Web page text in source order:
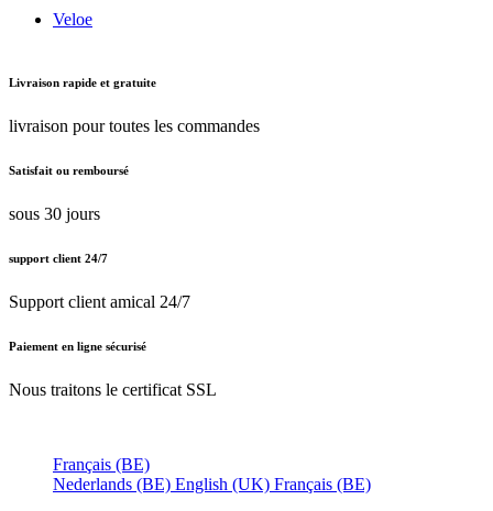
Veloe
Livraison rapide et gratuite
livraison pour toutes les commandes
Satisfait ou remboursé
sous 30 jours
support client 24/7
Support client amical 24/7
Paiement en ligne sécurisé
Nous traitons le certificat SSL
Français (BE)
Nederlands (BE) English (UK) Français (BE)